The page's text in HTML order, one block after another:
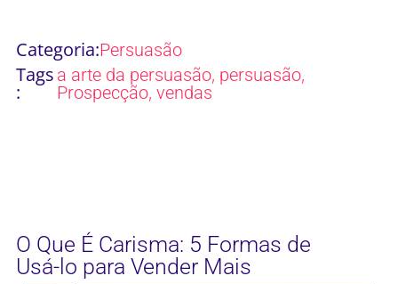
Categoria:Persuasão
Tags
:
a arte da persuasão, persuasão,
Prospecção, vendas
O Que É Carisma: 5 Formas de
Usá-lo para Vender Mais